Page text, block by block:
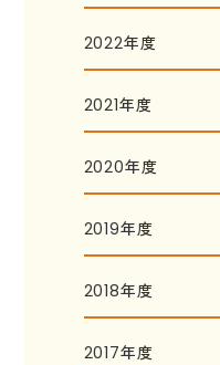
2022年度
2021年度
2020年度
2019年度
2018年度
2017年度